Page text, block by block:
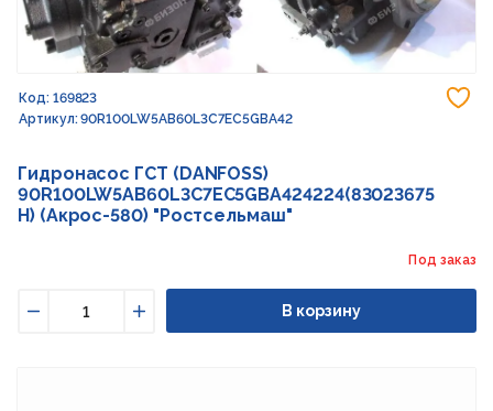
Код: 169823
Артикул: 90R100LW5AB60L3C7EC5GBA42
Гидронасос ГСТ (DANFOSS)
90R100LW5AB60L3C7EC5GBA424224(83023675
H) (Акрос-580) "Ростсельмаш"
Под заказ
Увеличить
В корзину